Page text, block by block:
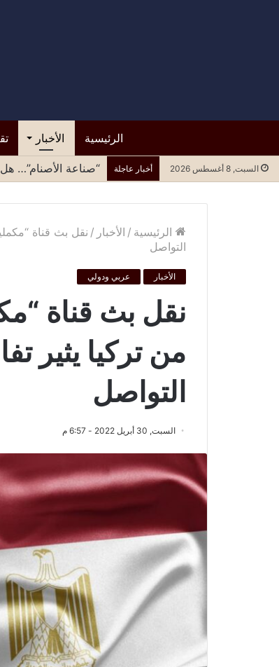
الرئيسية الأخبار
السبت, 8 أغسطس 2026 أخبار عاجلة “صناعة الأصنام”… هل
الرئيسية / الأخبار / نقل بث قناة
التواصل
الأخبار عربي ودولي
نقل بث قناة
من تركيا يثير
التواصل
السبت, 30 أبريل 2022 - 6:57 م